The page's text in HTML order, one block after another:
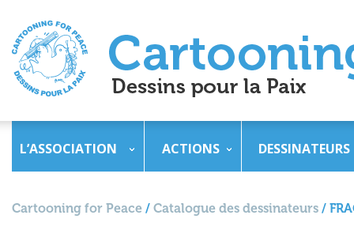
L’ASSOCIATION ACTIONS DESSINATEURS
Cartooning for Peace / Catalogue des dessinateurs /